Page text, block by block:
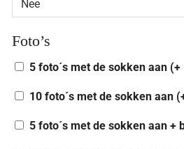
Foto’s
5 foto´s met de sokken aan (+
10 foto´s met de sokken aan
5 foto´s met de sokken aan +